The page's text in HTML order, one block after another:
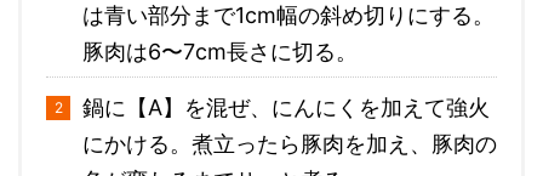
は青い部分まで1cm幅の斜め切りにする。
豚肉は6〜7cm長さに切る。
鍋に【A】を混ぜ、にんにくを加えて強火
にかける。煮立ったら豚肉を加え、豚肉の